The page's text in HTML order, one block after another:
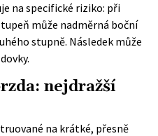
na specifické riziko: při
může nadměrná boční
stupně. Následek může
nejdražší
na krátké, přesně